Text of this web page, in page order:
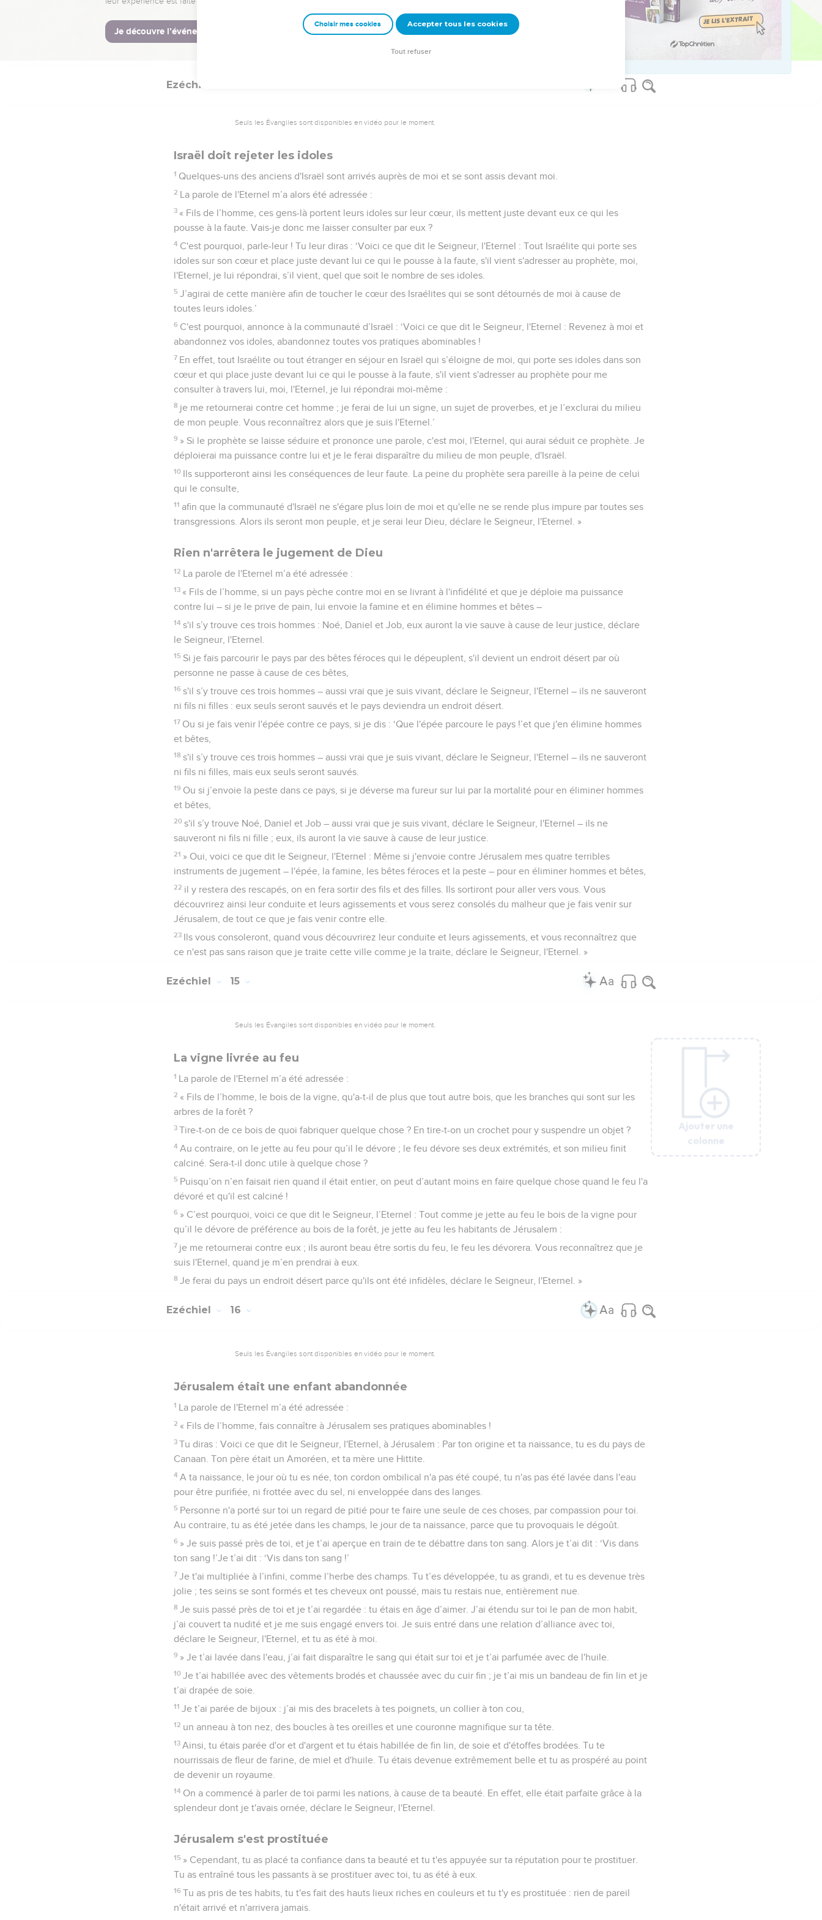
encouragez le méchant, l’empêchant ainsi de renoncer à sa mauvaise conduite et de conserver la vie.
23 C’est pourquoi, vous n'aurez plus de fausses visions et vous ne transmettrez plus de prédictions. Je
délivrerai mon peuple de votre pouvoir. Vous reconnaîtrez alors que je suis l'Eternel.’ »
Ajouter une
colonne
Ezéchiel
Seuls les Évangiles sont disponibles en vidéo pour le moment.
Israël doit rejeter les idoles
1 Quelques-uns des anciens d'Israël sont arrivés auprès de moi et se sont assis devant moi.
2 La parole de l'Eternel m’a alors été adressée :
3 « Fils de l’homme, ces gens-là portent leurs idoles sur leur cœur, ils mettent juste devant eux ce qui les
pousse à la faute. Vais-je donc me laisser consulter par eux ?
4 C'est pourquoi, parle-leur ! Tu leur diras : ‘Voici ce que dit le Seigneur, l'Eternel : Tout Israélite qui porte ses
idoles sur son cœur et place juste devant lui ce qui le pousse à la faute, s'il vient s'adresser au prophète, moi,
l'Eternel, je lui répondrai, s’il vient, quel que soit le nombre de ses idoles.
5 J’agirai de cette manière afin de toucher le cœur des Israélites qui se sont détournés de moi à cause de
toutes leurs idoles.’
6 C'est pourquoi, annonce à la communauté d’Israël : ‘Voici ce que dit le Seigneur, l'Eternel : Revenez à moi et
abandonnez vos idoles, abandonnez toutes vos pratiques abominables !
7 En effet, tout Israélite ou tout étranger en séjour en Israël qui s’éloigne de moi, qui porte ses idoles dans son
cœur et qui place juste devant lui ce qui le pousse à la faute, s'il vient s'adresser au prophète pour me
consulter à travers lui, moi, l'Eternel, je lui répondrai moi-même :
8 je me retournerai contre cet homme ; je ferai de lui un signe, un sujet de proverbes, et je l’exclurai du milieu
de mon peuple. Vous reconnaîtrez alors que je suis l'Eternel.’
9 » Si le prophète se laisse séduire et prononce une parole, c'est moi, l'Eternel, qui aurai séduit ce prophète. Je
déploierai ma puissance contre lui et je le ferai disparaître du milieu de mon peuple, d'Israël.
10 Ils supporteront ainsi les conséquences de leur faute. La peine du prophète sera pareille à la peine de celui
qui le consulte,
11 afin que la communauté d'Israël ne s'égare plus loin de moi et qu'elle ne se rende plus impure par toutes ses
transgressions. Alors ils seront mon peuple, et je serai leur Dieu, déclare le Seigneur, l'Eternel. »
Rien n'arrêtera le jugement de Dieu
12 La parole de l'Eternel m’a été adressée :
13 « Fils de l’homme, si un pays pèche contre moi en se livrant à l'infidélité et que je déploie ma puissance
contre lui – si je le prive de pain, lui envoie la famine et en élimine hommes et bêtes –
14 s'il s’y trouve ces trois hommes : Noé, Daniel et Job, eux auront la vie sauve à cause de leur justice, déclare
le Seigneur, l'Eternel.
15 Si je fais parcourir le pays par des bêtes féroces qui le dépeuplent, s'il devient un endroit désert par où
personne ne passe à cause de ces bêtes,
16 s'il s’y trouve ces trois hommes – aussi vrai que je suis vivant, déclare le Seigneur, l'Eternel – ils ne sauveront
ni fils ni filles : eux seuls seront sauvés et le pays deviendra un endroit désert.
17 Ou si je fais venir l'épée contre ce pays, si je dis : ‘Que l'épée parcoure le pays !’et que j'en élimine hommes
et bêtes,
18 s'il s’y trouve ces trois hommes – aussi vrai que je suis vivant, déclare le Seigneur, l'Eternel – ils ne sauveront
ni fils ni filles, mais eux seuls seront sauvés.
19 Ou si j’envoie la peste dans ce pays, si je déverse ma fureur sur lui par la mortalité pour en éliminer hommes
et bêtes,
20 s'il s’y trouve Noé, Daniel et Job – aussi vrai que je suis vivant, déclare le Seigneur, l'Eternel – ils ne
sauveront ni fils ni fille ; eux, ils auront la vie sauve à cause de leur justice.
21 » Oui, voici ce que dit le Seigneur, l'Eternel : Même si j'envoie contre Jérusalem mes quatre terribles
instruments de jugement – l'épée, la famine, les bêtes féroces et la peste – pour en éliminer hommes et bêtes,
22 il y restera des rescapés, on en fera sortir des fils et des filles. Ils sortiront pour aller vers vous. Vous
découvrirez ainsi leur conduite et leurs agissements et vous serez consolés du malheur que je fais venir sur
Jérusalem, de tout ce que je fais venir contre elle.
23 Ils vous consoleront, quand vous découvrirez leur conduite et leurs agissements, et vous reconnaîtrez que
ce n'est pas sans raison que je traite cette ville comme je la traite, déclare le Seigneur, l'Eternel. »
Ajouter une
colonne
Ezéchiel 15
Seuls les Évangiles sont disponibles en vidéo pour le moment.
La vigne livrée au feu
1 La parole de l'Eternel m’a été adressée :
2 « Fils de l’homme, le bois de la vigne, qu'a-t-il de plus que tout autre bois, que les branches qui sont sur les
arbres de la forêt ?
3 Tire-t-on de ce bois de quoi fabriquer quelque chose ? En tire-t-on un crochet pour y suspendre un objet ?
4 Au contraire, on le jette au feu pour qu’il le dévore ; le feu dévore ses deux extrémités, et son milieu finit
calciné. Sera-t-il donc utile à quelque chose ?
5 Puisqu’on n’en faisait rien quand il était entier, on peut d’autant moins en faire quelque chose quand le feu l'a
dévoré et qu'il est calciné !
6 » C’est pourquoi, voici ce que dit le Seigneur, l’Eternel : Tout comme je jette au feu le bois de la vigne pour
qu’il le dévore de préférence au bois de la forêt, je jette au feu les habitants de Jérusalem :
7 je me retournerai contre eux ; ils auront beau être sortis du feu, le feu les dévorera. Vous reconnaîtrez que je
suis l'Eternel, quand je m’en prendrai à eux.
8 Je ferai du pays un endroit désert parce qu'ils ont été infidèles, déclare le Seigneur, l'Eternel. »
Ajouter une
colonne
Ezéchiel 16
Seuls les Évangiles sont disponibles en vidéo pour le moment.
Jérusalem était une enfant abandonnée
1 La parole de l'Eternel m’a été adressée :
2 « Fils de l’homme, fais connaître à Jérusalem ses pratiques abominables !
3 Tu diras : Voici ce que dit le Seigneur, l'Eternel, à Jérusalem : Par ton origine et ta naissance, tu es du pays de
Canaan. Ton père était un Amoréen, et ta mère une Hittite.
4 A ta naissance, le jour où tu es née, ton cordon ombilical n'a pas été coupé, tu n'as pas été lavée dans l'eau
pour être purifiée, ni frottée avec du sel, ni enveloppée dans des langes.
5 Personne n'a porté sur toi un regard de pitié pour te faire une seule de ces choses, par compassion pour toi.
Au contraire, tu as été jetée dans les champs, le jour de ta naissance, parce que tu provoquais le dégoût.
6 » Je suis passé près de toi, et je t’ai aperçue en train de te débattre dans ton sang. Alors je t’ai dit : ‘Vis dans
ton sang !’Je t’ai dit : ‘Vis dans ton sang !’
7 Je t'ai multipliée à l’infini, comme l’herbe des champs. Tu t’es développée, tu as grandi, et tu es devenue très
jolie ; tes seins se sont formés et tes cheveux ont poussé, mais tu restais nue, entièrement nue.
8 Je suis passé près de toi et je t’ai regardée : tu étais en âge d’aimer. J’ai étendu sur toi le pan de mon habit,
j’ai couvert ta nudité et je me suis engagé envers toi. Je suis entré dans une relation d’alliance avec toi,
déclare le Seigneur, l'Eternel, et tu as été à moi.
9 » Je t’ai lavée dans l'eau, j’ai fait disparaître le sang qui était sur toi et je t’ai parfumée avec de l'huile.
10 Je t’ai habillée avec des vêtements brodés et chaussée avec du cuir fin ; je t’ai mis un bandeau de fin lin et je
t’ai drapée de soie.
11 Je t’ai parée de bijoux : j’ai mis des bracelets à tes poignets, un collier à ton cou,
12 un anneau à ton nez, des boucles à tes oreilles et une couronne magnifique sur ta tête.
13 Ainsi, tu étais parée d'or et d'argent et tu étais habillée de fin lin, de soie et d'étoffes brodées. Tu te
nourrissais de fleur de farine, de miel et d'huile. Tu étais devenue extrêmement belle et tu as prospéré au point
de devenir un royaume.
14 On a commencé à parler de toi parmi les nations, à cause de ta beauté. En effet, elle était parfaite grâce à la
splendeur dont je t'avais ornée, déclare le Seigneur, l'Eternel.
Jérusalem s'est prostituée
15 » Cependant, tu as placé ta confiance dans ta beauté et tu t'es appuyée sur ta réputation pour te prostituer.
Tu as entraîné tous les passants à se prostituer avec toi, tu as été à eux.
16 Tu as pris de tes habits, tu t'es fait des hauts lieux riches en couleurs et tu t'y es prostituée : rien de pareil
n'était arrivé et n'arrivera jamais.
Ajouter une
colonne
Ajouter une
colonne
Choisir mes cookies Accepter tous les cookies
Tout refuser